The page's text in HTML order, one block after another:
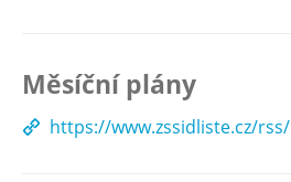
Měsíční plány
https://www.zssidliste.cz/